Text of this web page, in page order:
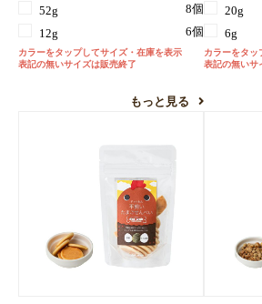
52g
8個
12g
6個
カラーをタップしてサイズ・在庫を表示
表記の無いサイズは販売終了
もっと見る
20g
6g
カラーをタッ
表記の無いサ